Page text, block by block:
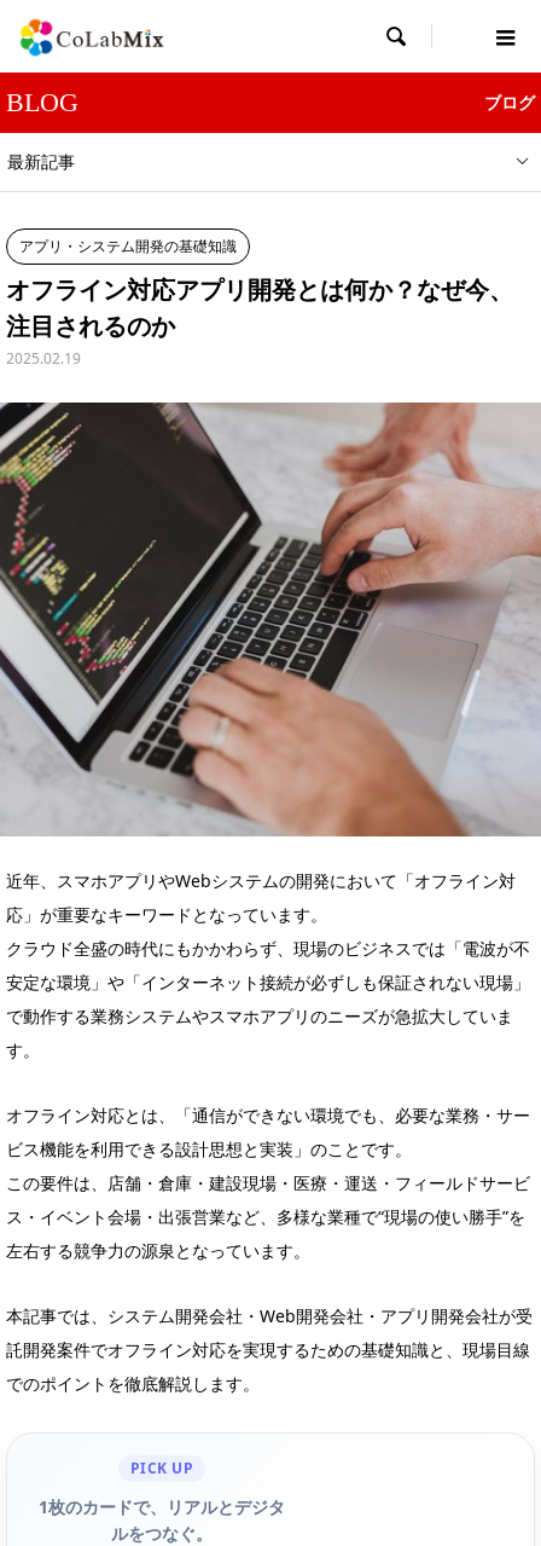

BLOG ブログ
最新記事
アプリ・システム開発の基礎知識
オフライン対応アプリ開発とは何か？なぜ今、
注目されるのか
2025.02.19
近年、スマホアプリやWebシステムの開発において「オフライン対
応」が重要なキーワードとなっています。
クラウド全盛の時代にもかかわらず、現場のビジネスでは「電波が不
安定な環境」や「インターネット接続が必ずしも保証されない現場」
で動作する業務システムやスマホアプリのニーズが急拡大していま
す。
オフライン対応とは、「通信ができない環境でも、必要な業務・サー
ビス機能を利用できる設計思想と実装」のことです。
この要件は、店舗・倉庫・建設現場・医療・運送・フィールドサービ
ス・イベント会場・出張営業など、多様な業種で“現場の使い勝手”を
左右する競争力の源泉となっています。
本記事では、システム開発会社・Web開発会社・アプリ開発会社が受
託開発案件でオフライン対応を実現するための基礎知識と、現場目線
でのポイントを徹底解説します。
PICK UP
1枚のカードで、リアルとデジタ
ルをつなぐ。